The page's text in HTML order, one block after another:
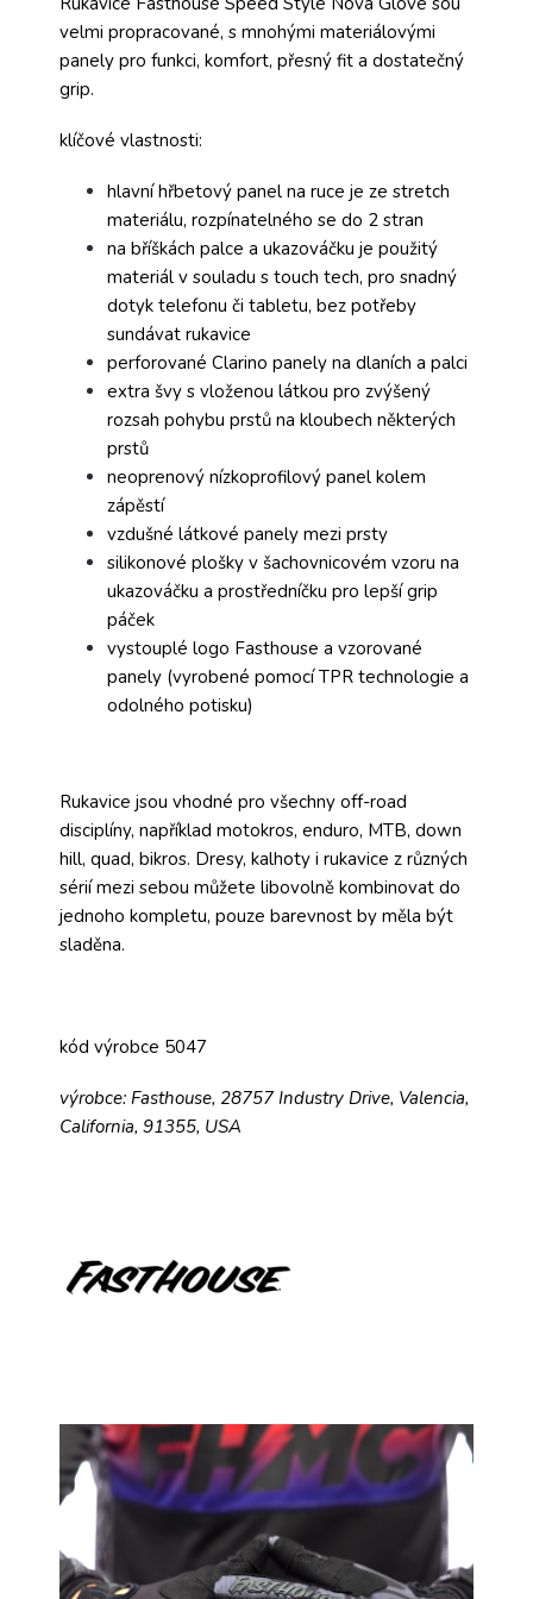
velmi propracované, s mnohými materiálovými
panely pro funkci, komfort, přesný fit a dostatečný
grip.
klíčové vlastnosti:
hlavní hřbetový panel na ruce je ze stretch
materiálu, rozpínatelného se do 2 stran
na bříškách palce a ukazováčku je použitý
materiál v souladu s touch tech, pro snadný
dotyk telefonu či tabletu, bez potřeby
sundávat rukavice
perforované Clarino panely na dlaních a palci
extra švy s vloženou látkou pro zvýšený
rozsah pohybu prstů na kloubech některých
prstů
neoprenový nízkoprofilový panel kolem
zápěstí
vzdušné látkové panely mezi prsty
silikonové plošky v šachovnicovém vzoru na
ukazováčku a prostředníčku pro lepší grip
páček
vystouplé logo Fasthouse a vzorované
panely (vyrobené pomocí TPR technologie a
odolného potisku)
Rukavice jsou vhodné pro všechny off-road
disciplíny, například motokros, enduro, MTB, down
hill, quad, bikros. Dresy, kalhoty i rukavice z různých
sérií mezi sebou můžete libovolně kombinovat do
jednoho kompletu, pouze barevnost by měla být
sladěna.
kód výrobce 5047
výrobce: Fasthouse, 28757 Industry Drive, Valencia,
California, 91355, USA